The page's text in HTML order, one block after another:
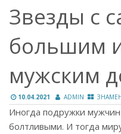
Звезды с
большим
мужским
10.04.2021 ADMIN
Иногда подружки
болтливыми. И тогда